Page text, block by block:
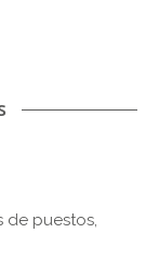
de puestos,